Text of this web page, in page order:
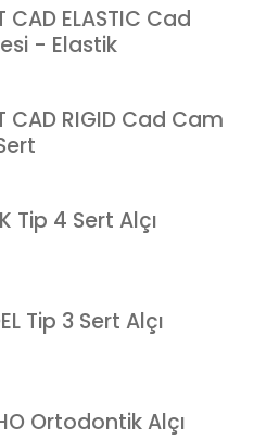
CAD ELASTIC Cad
- Elastik
CAD RIGID Cad Cam
Tip 4 Sert Alçı
Tip 3 Sert Alçı
Ortodontik Alçı